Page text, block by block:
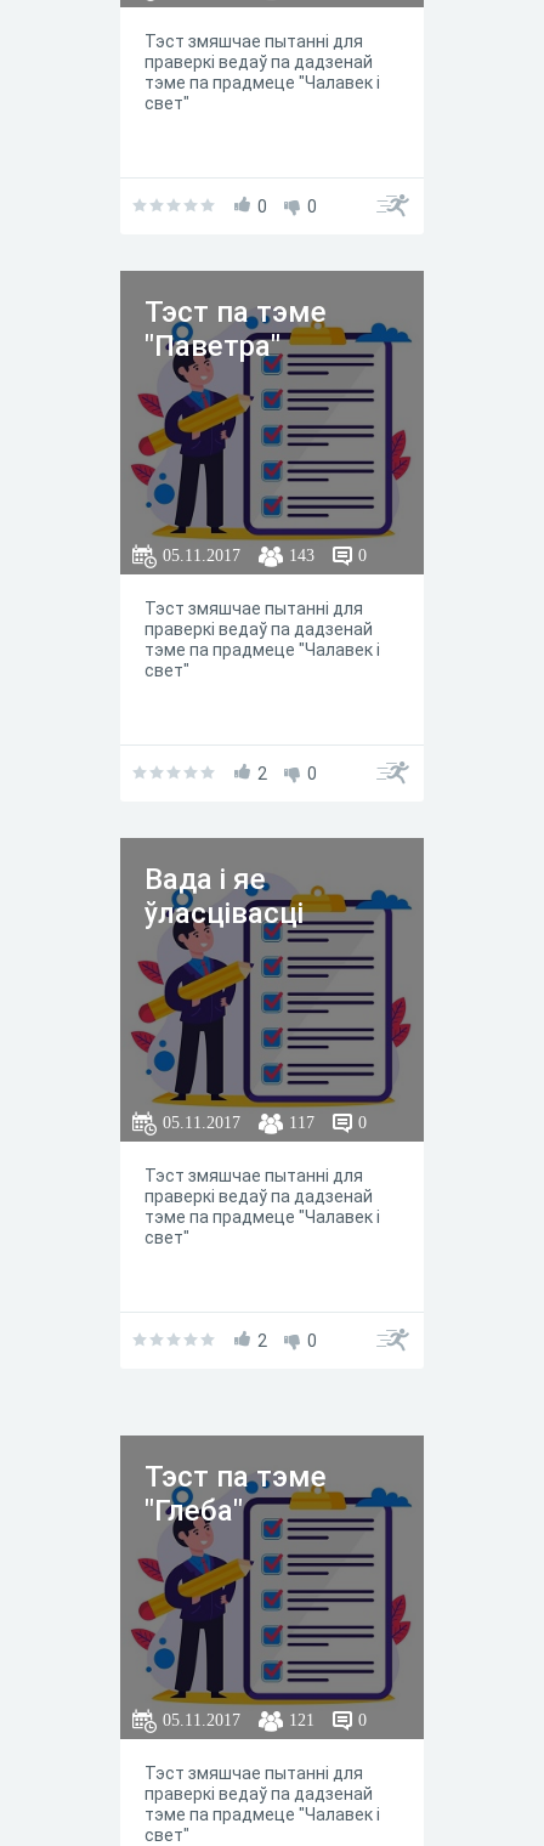
Тэст змяшчае пытанні для
праверкі ведаў па дадзенай
тэме па прадмеце "Чалавек і
свет"
0 0
Тэст па тэме
"Паветра"
05.11.2017 143 0
Тэст змяшчае пытанні для
праверкі ведаў па дадзенай
тэме па прадмеце "Чалавек і
свет"
2 0
Вада і яе
ўласцівасці
05.11.2017 117 0
Тэст змяшчае пытанні для
праверкі ведаў па дадзенай
тэме па прадмеце "Чалавек і
свет"
2 0
Тэст па тэме
"Глеба"
05.11.2017 121 0
Тэст змяшчае пытанні для
праверкі ведаў па дадзенай
тэме па прадмеце "Чалавек і
свет"